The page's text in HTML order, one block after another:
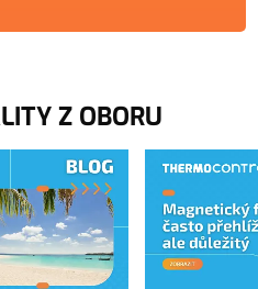
Z OBORU